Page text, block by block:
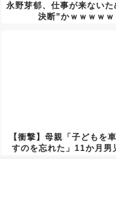
永野芽郁、仕事が来ないた
決断”かｗｗｗｗｗ
【衝撃】母親「子どもを
すのを忘れた」11か月男